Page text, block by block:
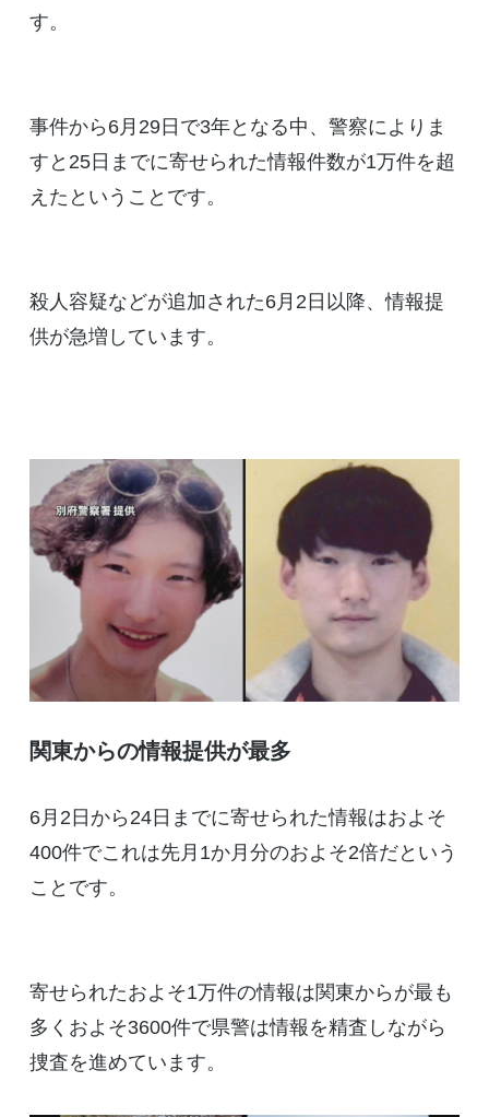
す。
事件から6月29日で3年となる中、警察によりま
すと25日までに寄せられた情報件数が1万件を超
えたということです。
殺人容疑などが追加された6月2日以降、情報提
供が急増しています。
関東からの情報提供が最多
6月2日から24日までに寄せられた情報はおよそ
400件でこれは先月1か月分のおよそ2倍だという
ことです。
寄せられたおよそ1万件の情報は関東からが最も
多くおよそ3600件で県警は情報を精査しながら
捜査を進めています。